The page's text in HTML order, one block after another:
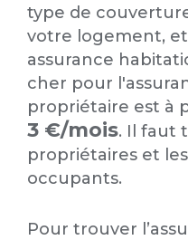
type de
votre logement,
assurance
cher pour
propriétaire est à
3 €/mois. Il faut
propriétaires et
occupants.
Pour trouver